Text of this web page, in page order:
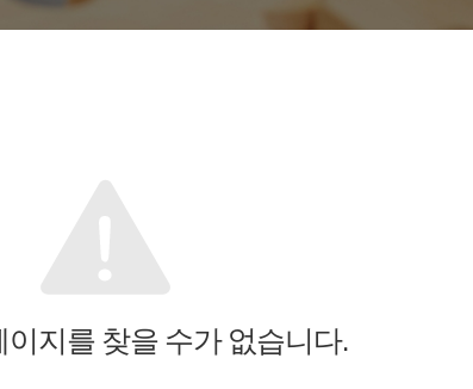
이지를 찾을 수가 없습니다.